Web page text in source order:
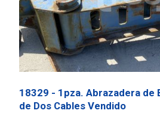
18329 - 1pza. Abrazadera de
de Dos Cables Vendido